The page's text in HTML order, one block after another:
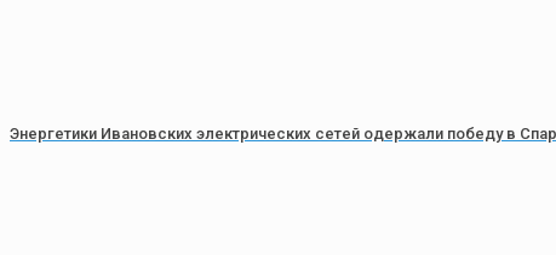
Энергетики Ивановских электрических сетей одержали победу в